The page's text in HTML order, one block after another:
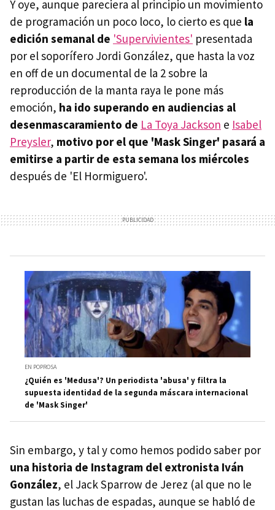
Y oye, aunque pareciera al principio un movimiento
de programación un poco loco, lo cierto es que la
edición semanal de 'Supervivientes' presentada
por el soporífero Jordi González, que hasta la voz
en off de un documental de la 2 sobre la
reproducción de la manta raya le pone más
emoción, ha ido superando en audiencias al
desenmascaramiento de La Toya Jackson e Isabel
Preysler, motivo por el que 'Mask Singer' pasará a
emitirse a partir de esta semana los miércoles
después de 'El Hormiguero'.
EN POPROSA
¿Quién es 'Medusa'? Un periodista 'abusa' y filtra la
supuesta identidad de la segunda máscara internacional
de 'Mask Singer'
Sin embargo, y tal y como hemos podido saber por
una historia de Instagram del extronista Iván
González, el Jack Sparrow de Jerez (al que no le
gustan las luchas de espadas, aunque se habló de